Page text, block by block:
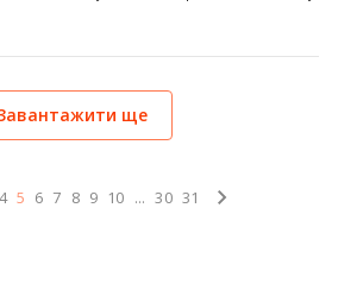
ще
4 5 6 7 8 9 10 ... 30 31